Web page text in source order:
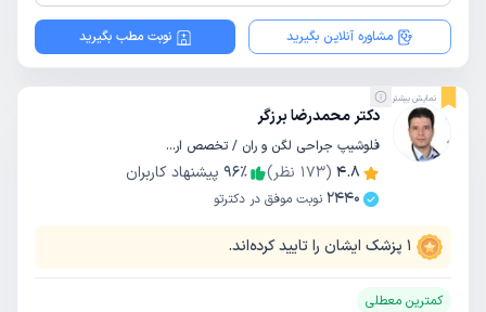
مشاوره آنلاین بگیرید نوبت مطب بگیرید
نمایش بیشتر
دکتر محمدرضا برزگر
فلوشیپ جراحی لگن و ران / تخصص ارتوپدی
4.8
(
173 نظر) 96٪
پیشنهاد کاربران
2440 نوبت موفق در دکترتو
1 پزشک ایشان را تایید کرده‌اند.
کمترین معطلی